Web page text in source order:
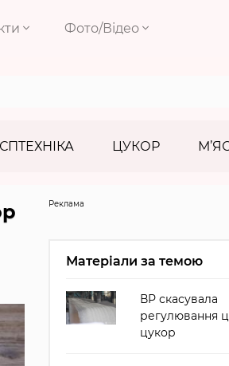
Фото/Відео
ЦУКОР
Реклама
Матеріали за темою
ВР скасувала
регулювання
цукор